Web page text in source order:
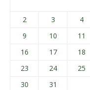
2
3 4
9
10 11
16
17 18
23
24 25
30
31